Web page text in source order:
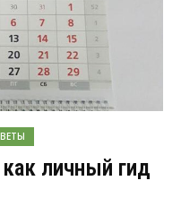
личный гид